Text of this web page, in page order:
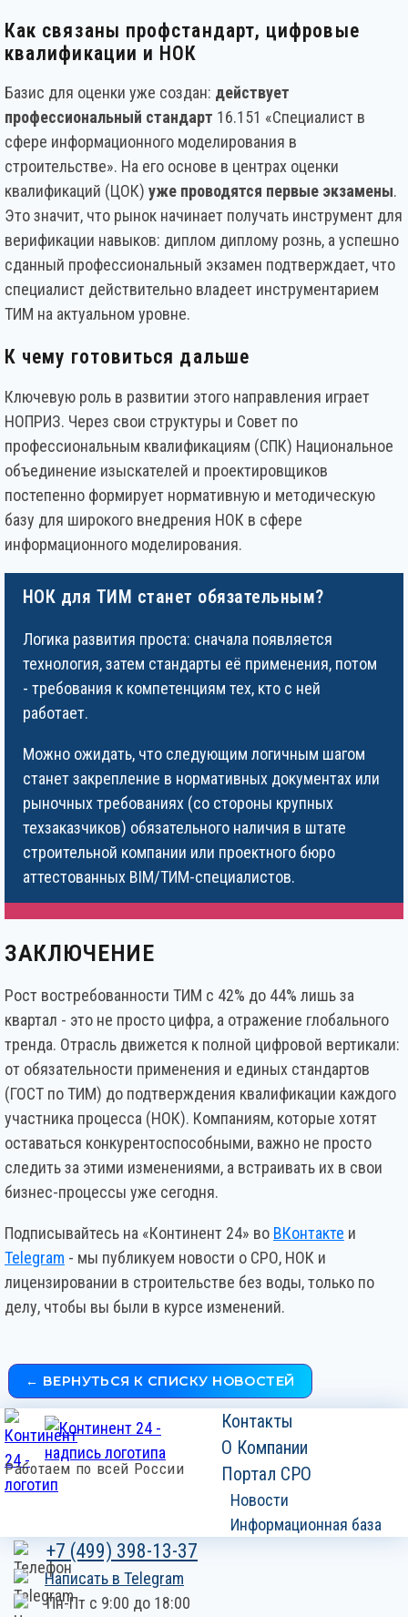
Как связаны профстандарт, цифровые
квалификации и НОК
Базис для оценки уже создан: действует
профессиональный стандарт 16.151 «Специалист в
сфере информационного моделирования в
строительстве». На его основе в центрах оценки
квалификаций (ЦОК) уже проводятся первые экзамены.
Это значит, что рынок начинает получать инструмент для
верификации навыков: диплом диплому рознь, а успешно
сданный профессиональный экзамен подтверждает, что
специалист действительно владеет инструментарием
ТИМ на актуальном уровне.
К чему готовиться дальше
Ключевую роль в развитии этого направления играет
НОПРИЗ. Через свои структуры и Совет по
профессиональным квалификациям (СПК) Национальное
объединение изыскателей и проектировщиков
постепенно формирует нормативную и методическую
базу для широкого внедрения НОК в сфере
информационного моделирования.
НОК для ТИМ станет обязательным?
Логика развития проста: сначала появляется
технология, затем стандарты её применения, потом
- требования к компетенциям тех, кто с ней
работает.
Можно ожидать, что следующим логичным шагом
станет закрепление в нормативных документах или
рыночных требованиях (со стороны крупных
техзаказчиков) обязательного наличия в штате
строительной компании или проектного бюро
аттестованных BIM/ТИМ-специалистов.
ЗАКЛЮЧЕНИЕ
Рост востребованности ТИМ с 42% до 44% лишь за
квартал - это не просто цифра, а отражение глобального
тренда. Отрасль движется к полной цифровой вертикали:
от обязательности применения и единых стандартов
(ГОСТ по ТИМ) до подтверждения квалификации каждого
участника процесса (НОК). Компаниям, которые хотят
оставаться конкурентоспособными, важно не просто
следить за этими изменениями, а встраивать их в свои
бизнес-процессы уже сегодня.
Подписывайтесь на «Континент 24» во ВКонтакте и
Telegram - мы публикуем новости о СРО, НОК и
лицензировании в строительстве без воды, только по
делу, чтобы вы были в курсе изменений.
← ВЕРНУТЬСЯ К СПИСКУ НОВОСТЕЙ
Работаем по всей России
Контакты
О Компании
Портал СРО
Новости
Информационная база
+7 (499) 398-13-37
Написать в Telegram
Пн-Пт с 9:00 до 18:00